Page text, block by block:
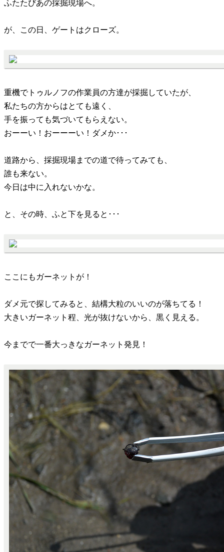
ふたたびあの採掘現場へ。
が、この日、ゲートはクローズ。
重機でトゥルノフの作業員の方達が採掘していたが、
私たちの方からはとても遠く、
手を振っても気づいてもらえない。
おーーい！おーーーい！ダメか･･･
道路から、採掘現場までの道で待ってみても、
誰も来ない。
今日は中に入れないかな。
と、その時、ふと下を見ると･･･
ここにもガーネットが！
ダメ元で探してみると、結構大粒のいいのが落ちてる！
大きいガーネット程、光が抜けないから、黒く見える。
今までで一番大っきなガーネット発見！